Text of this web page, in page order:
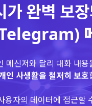
가 완벽 보
메신저와 달리 대화 내
인 사생활을 철저히 보호
용자의 데이터에 접근할